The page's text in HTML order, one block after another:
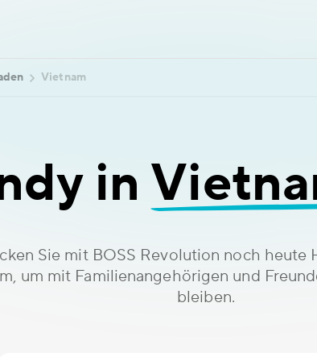
Vietnam
in
Sie mit BOSS Revolution noch heute
um mit Familienangehörigen und
bleiben.